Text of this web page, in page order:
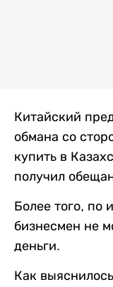
Китайский
обмана со
купить в
получил
Более того, по
бизнесмен не
деньги.
Как